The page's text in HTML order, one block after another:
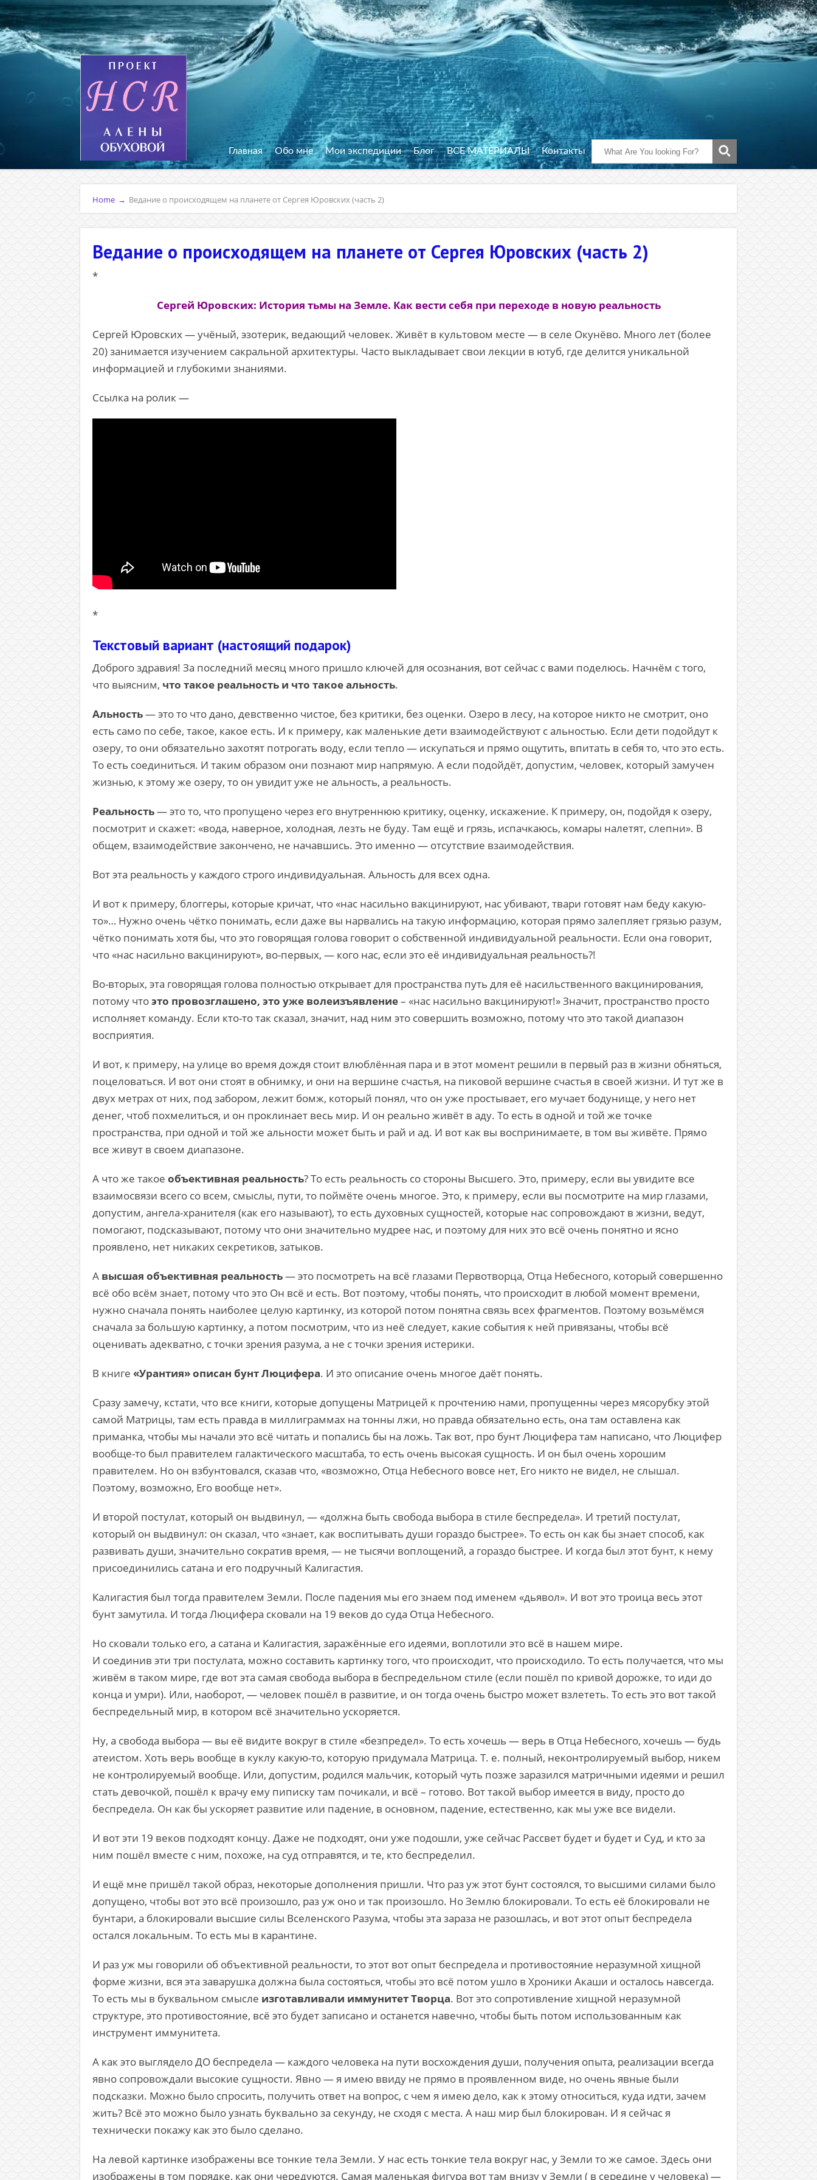
Главная Обо мне Мои экспедиции Блог ВСЕ МАТЕРИАЛЫ Контакты
Home → Ведание о происходящем на планете от Сергея Юровских (часть 2)
Ведание о происходящем на планете от Сергея Юровских (часть 2)
*
Сергей Юровских: История тьмы на Земле. Как вести себя при переходе в новую реальность
Сергей Юровских — учёный, эзотерик, ведающий человек. Живёт в культовом месте — в селе Окунёво. Много лет (более
20) занимается изучением сакральной архитектуры. Часто выкладывает свои лекции в ютуб, где делится уникальной
информацией и глубокими знаниями.
Ссылка на ролик —
*
Текстовый вариант (настоящий подарок)
Доброго здравия! За последний месяц много пришло ключей для осознания, вот сейчас с вами поделюсь. Начнём с того,
что выясним, что такое реальность и что такое альность.
Альность— это то что дано, девственно чистое, без критики, без оценки. Озеро в лесу, на которое никто не смотрит, оно
есть само по себе, такое, какое есть. И к примеру, как маленькие дети взаимодействуют с альностью. Если дети подойдут к
озеру, то они обязательно захотят потрогать воду, если тепло — искупаться и прямо ощутить, впитать в себя то, что это есть.
То есть соединиться. И таким образом они познают мир напрямую. А если подойдёт, допустим, человек, который замучен
жизнью, к этому же озеру, то он увидит уже не альность, а реальность.
Реальность— это то, что пропущено через его внутреннюю критику, оценку, искажение. К примеру, он, подойдя к озеру,
посмотрит и скажет: «вода, наверное, холодная, лезть не буду. Там ещё и грязь, испачкаюсь, комары налетят, слепни». В
общем, взаимодействие закончено, не начавшись. Это именно — отсутствие взаимодействия.
Вот эта реальность у каждого строго индивидуальная. Альность для всех одна.
И вот к примеру, блоггеры, которые кричат, что «нас насильно вакцинируют, нас убивают, твари готовят нам беду какую-
то»… Нужно очень чётко понимать, если даже вы нарвались на такую информацию, которая прямо залепляет грязью разум,
чётко понимать хотя бы, что это говорящая голова говорит о собственной индивидуальной реальности. Если она говорит,
что «нас насильно вакцинируют», во-первых, — кого нас, если это её индивидуальная реальность?!
Во-вторых, эта говорящая голова полностью открывает для пространства путь для её насильственного вакцинирования,
потому чтоэто провозглашено, это уже волеизъявление– «нас насильно вакцинируют!» Значит, пространство просто
исполняет команду. Если кто-то так сказал, значит, над ним это совершить возможно, потому что это такой диапазон
восприятия.
И вот, к примеру, на улице во время дождя стоит влюблённая пара и в этот момент решили в первый раз в жизни обняться,
поцеловаться. И вот они стоят в обнимку, и они на вершине счастья, на пиковой вершине счастья в своей жизни. И тут же в
двух метрах от них, под забором, лежит бомж, который понял, что он уже простывает, его мучает бодунище, у него нет
денег, чтоб похмелиться, и он проклинает весь мир. И он реально живёт в аду. То есть в одной и той же точке
пространства, при одной и той же альности может быть и рай и ад. И вот как вы воспринимаете, в том вы живёте. Прямо
все живут в своем диапазоне.
А что же такое объективная реальность? То есть реальность со стороны Высшего. Это, примеру, если вы увидите все
взаимосвязи всего со всем, смыслы, пути, то поймёте очень многое. Это, к примеру, если вы посмотрите на мир глазами,
допустим, ангела-хранителя (как его называют), то есть духовных сущностей, которые нас сопровождают в жизни, ведут,
помогают, подсказывают, потому что они значительно мудрее нас, и поэтому для них это всё очень понятно и ясно
проявлено, нет никаких секретиков, затыков.
А высшая объективная реальность— это посмотреть на всё глазами Первотворца, Отца Небесного, который совершенно
всё обо всём знает, потому что это Он всё и есть. Вот поэтому, чтобы понять, что происходит в любой момент времени,
нужно сначала понять наиболее целую картинку, из которой потом понятна связь всех фрагментов. Поэтому возьмёмся
сначала за большую картинку, а потом посмотрим, что из неё следует, какие события к ней привязаны, чтобы всё
оценивать адекватно, с точки зрения разума, а не с точки зрения истерики.
В книге «Урантия» описан бунт Люцифера. И это описание очень многое даёт понять.
Сразу замечу, кстати, что все книги, которые допущены Матрицей к прочтению нами, пропущенны через мясорубку этой
самой Матрицы, там есть правда в миллиграммах на тонны лжи, но правда обязательно есть, она там оставлена как
приманка, чтобы мы начали это всё читать и попались бы на ложь. Так вот, про бунт Люцифера там написано, что Люцифер
вообще-то был правителем галактического масштаба, то есть очень высокая сущность. И он был очень хорошим
правителем. Но он взбунтовался, сказав что, «возможно, Отца Небесного вовсе нет, Его никто не видел, не слышал.
Поэтому, возможно, Его вообще нет».
И второй постулат, который он выдвинул, — «должна быть свобода выбора в стиле беспредела». И третий постулат,
который он выдвинул: он сказал, что «знает, как воспитывать души гораздо быстрее». То есть он как бы знает способ, как
развивать души, значительно сократив время, — не тысячи воплощений, а гораздо быстрее. И когда был этот бунт, к нему
присоединились сатана и его подручный Калигастия.
Калигастия был тогда правителем Земли. После падения мы его знаем под именем «дьявол». И вот это троица весь этот
бунт замутила. И тогда Люцифера сковали на 19 веков до суда Отца Небесного.
Но сковали только его, а сатана и Калигастия, заражённые его идеями, воплотили это всё в нашем мире.
И соединив эти три постулата, можно составить картинку того, что происходит, что происходило. То есть получается, что мы
живём в таком мире, где вот эта самая свобода выбора в беспредельном стиле (если пошёл по кривой дорожке, то иди до
конца и умри). Или, наоборот, — человек пошёл в развитие, и он тогда очень быстро может взлететь. То есть это вот такой
беспредельный мир, в котором всё значительно ускоряется.
Ну, а свобода выбора — вы её видите вокруг в стиле «безпредел». То есть хочешь — верь в Отца Небесного, хочешь — будь
атеистом. Хоть верь вообще в куклу какую-то, которую придумала Матрица. Т. е. полный, неконтролируемый выбор, никем
не контролируемый вообще. Или, допустим, родился мальчик, который чуть позже заразился матричными идеями и решил
стать девочкой, пошёл к врачу ему пиписку там почикали, и всё – готово. Вот такой выбор имеется в виду, просто до
беспредела. Он как бы ускоряет развитие или падение, в основном, падение, естественно, как мы уже все видели.
И вот эти 19 веков подходят концу. Даже не подходят, они уже подошли, уже сейчас Рассвет будет и будет и Суд, и кто за
ним пошёл вместе с ним, похоже, на суд отправятся, и те, кто беспределил.
И ещё мне пришёл такой образ, некоторые дополнения пришли. Что раз уж этот бунт состоялся, то высшими силами было
допущено, чтобы вот это всё произошло, раз уж оно и так произошло. Но Землю блокировали. То есть её блокировали не
бунтари, а блокировали высшие силы Вселенского Разума, чтобы эта зараза не разошлась, и вот этот опыт беспредела
остался локальным. То есть мы в карантине.
И раз уж мы говорили об объективной реальности, то этот вот опыт беспредела и противостояние неразумной хищной
форме жизни, вся эта заварушка должна была состояться, чтобы это всё потом ушло в Хроники Акаши и осталось навсегда.
То есть мы в буквальном смысле изготавливали иммунитет Творца. Вот это сопротивление хищной неразумной
структуре, это противостояние, всё это будет записано и останется навечно, чтобы быть потом использованным как
инструмент иммунитета.
А как это выглядело ДО беспредела — каждого человека на пути восхождения души, получения опыта, реализации всегда
явно сопровождали высокие сущности. Явно — я имею ввиду не прямо в проявленном виде, но очень явные были
подсказки. Можно было спросить, получить ответ на вопрос, с чем я имею дело, как к этому относиться, куда идти, зачем
жить? Всё это можно было узнать буквально за секунду, не сходя с места. А наш мир был блокирован. И я сейчас я
технически покажу как это было сделано.
На левой картинке изображены все тонкие тела Земли. У нас есть тонкие тела вокруг нас, у Земли то же самое. Здесь они
изображены в том порядке, как они чередуются. Самая маленькая фигура вот там внизу у Земли ( в середине у человека) —